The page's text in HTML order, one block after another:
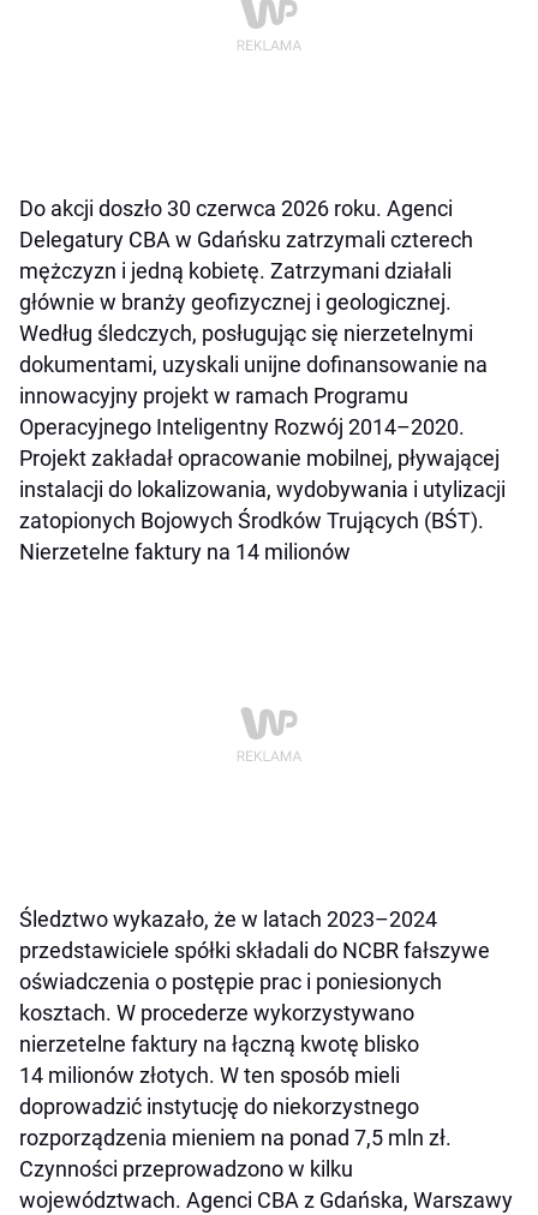
Do akcji doszło 30 czerwca 2026 roku. Agenci
Delegatury CBA w Gdańsku zatrzymali czterech
mężczyzn i jedną kobietę. Zatrzymani działali
głównie w branży geofizycznej i geologicznej.
Według śledczych, posługując się nierzetelnymi
dokumentami, uzyskali unijne dofinansowanie na
innowacyjny projekt w ramach Programu
Operacyjnego Inteligentny Rozwój 2014–2020.
Projekt zakładał opracowanie mobilnej, pływającej
instalacji do lokalizowania, wydobywania i utylizacji
zatopionych Bojowych Środków Trujących (BŚT).
Nierzetelne faktury na 14 milionów
Śledztwo wykazało, że w latach 2023–2024
przedstawiciele spółki składali do NCBR fałszywe
oświadczenia o postępie prac i poniesionych
kosztach. W procederze wykorzystywano
nierzetelne faktury na łączną kwotę blisko
14 milionów złotych. W ten sposób mieli
doprowadzić instytucję do niekorzystnego
rozporządzenia mieniem na ponad 7,5 mln zł.
Czynności przeprowadzono w kilku
województwach. Agenci CBA z Gdańska, Warszawy